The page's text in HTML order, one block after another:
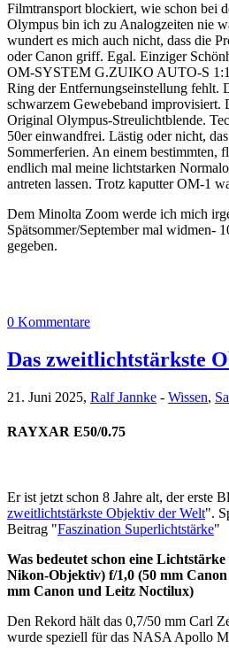
Filmtransport blockiert, wie schon bei
Olympus bin ich zu Analogzeiten nie
wundert es mich auch nicht, dass die
oder Canon griff. Egal. Einziger
OM-SYSTEM G.ZUIKO AUTO-S
Ring der Entfernungseinstellung fehlt.
schwarzem Gewebeband improvisiert.
Original Olympus-Streulichtblende.
50er einwandfrei. Lästig oder nicht,
Sommerferien. An einem bestimmten,
endlich mal meine lichtstarken
antreten lassen. Trotz kaputter OM-1
Dem Minolta Zoom werde ich mich
Spätsommer/September mal widmen-
gegeben.
0 Kommentare
Das zweitlichtstärkste
21. Juni 2025, Ralf Jannke - Wissen,
RAYXAR E50/0.75
Er ist jetzt schon 8 Jahre alt, der erste
zweitlichtstärkste Objektiv der Welt".
Beitrag "Faszination Superlichtstärke"
Was bedeutet schon eine
Nikon-Objektiv) f/1,0 (50 mm
mm Canon und Leitz Noctilux)
Den Rekord hält das 0,7/50 mm Carl
wurde speziell für das NASA Apollo